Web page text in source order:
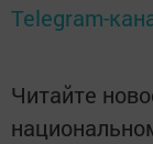
Telegram-
Читайте